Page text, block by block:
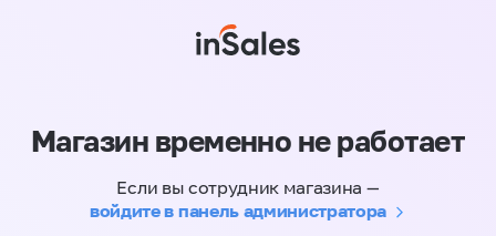
Магазин временно не работает
Если вы сотрудник магазина —
войдите в панель администратора